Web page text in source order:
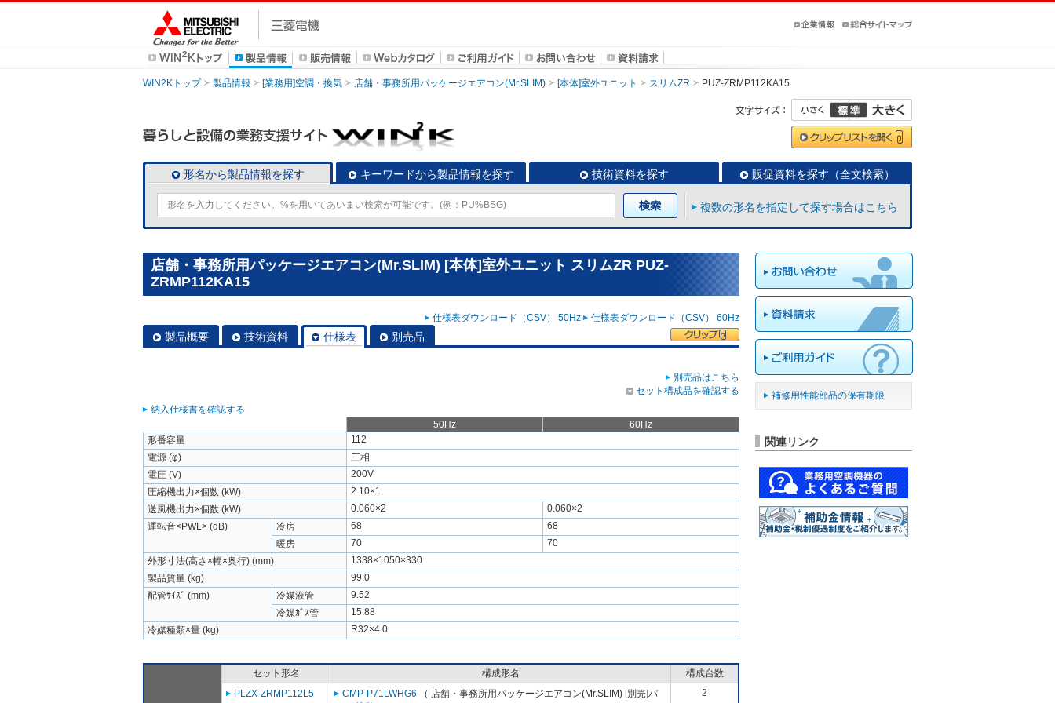
WIN2Kトップ 製品情報 [業務用]空調・換気 店舗・事務所用パッケージエアコン(Mr.SLIM) [本体]室外ユニット スリムZR PUZ-ZRMP112KA15
形名から製品情報を探す キーワードから製品情報を探す 技術資料を探す 販促資料を探す（全文検索）
複数の形名を指定して探す場合はこちら
店舗・事務所用パッケージエアコン(Mr.SLIM) [本体]室外ユニット スリムZR PUZ-
ZRMP112KA15
仕様表ダウンロード（CSV） 50Hz 仕様表ダウンロード（CSV） 60Hz
製品概要 技術資料 仕様表 別売品
別売品はこちら
セット構成品を確認する
納入仕様書を確認する
50Hz
60Hz
形番容量
112
電源 (φ)
三相
電圧 (V)
200V
圧縮機出力×個数 (kW)
2.10×1
送風機出力×個数 (kW)
0.060×2
0.060×2
運転音<PWL> (dB)
冷房 68
68
暖房
70
70
外形寸法(高さ×幅×奥行) (mm)
1338×1050×330
製品質量 (kg)
99.0
配管ｻｲｽﾞ (mm)
冷媒液管
9.52
冷媒ｶﾞｽ管
15.88
冷媒種類×量 (kg)
R32×4.0
セット形名 構成形名
構成台数
PLZX-ZRMP112L5
CMP-P71LWHG6 （ 店舗・事務所用パッケージエアコン(Mr.SLIM) [別売]パ
2
補修用性能部品の保有期限
関連リンク